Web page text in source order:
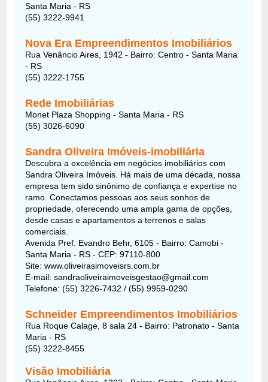
Santa Maria - RS
(55) 3222-9941
Nova Era Empreendimentos Imobiliários
Rua Venâncio Aires, 1942 - Bairro: Centro - Santa Maria
- RS
(55) 3222-1755
Rede Imobiliárias
Monet Plaza Shopping - Santa Maria - RS
(55) 3026-6090
Sandra Oliveira Imóveis-imobiliária
Descubra a excelência em negócios imobiliários com
Sandra Oliveira Imóveis. Há mais de uma década, nossa
empresa tem sido sinônimo de confiança e expertise no
ramo. Conectamos pessoas aos seus sonhos de
propriedade, oferecendo uma ampla gama de opções,
desde casas e apartamentos a terrenos e salas
comerciais.
Avenida Pref. Evandro Behr, 6105 - Bairro: Camobi -
Santa Maria - RS - CEP: 97110-800
Site: www.oliveirasimoveisrs.com.br
E-mail: sandraoliveiraimoveisgestao@gmail.com
Telefone: (55) 3226-7432 / (55) 9959-0290
Schneider Empreendimentos Imobiliários
Rua Roque Calage, 8 sala 24 - Bairro: Patronato - Santa
Maria - RS
(55) 3222-8455
Visão Imobiliária